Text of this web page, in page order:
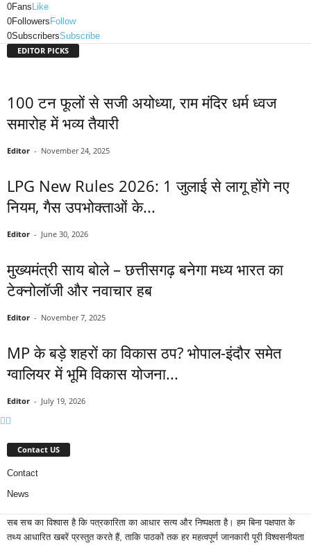
0Fans Like
0Followers Follow
0SubscribersSubscribe
EDITOR PICKS
100 टन फूलों से सजी अयोध्या, राम मंदिर धर्म ध्वज
समारोह में भव्य तैयारी
Editor - November 24, 2025
LPG New Rules 2026: 1 जुलाई से लागू होंगे नए
नियम, गैस उपभोक्ताओं के...
Editor - June 30, 2026
मुख्यमंत्री साय बोले – छत्तीसगढ़ बनेगा मध्य भारत का
टेक्नोलॉजी और नवाचार हब
Editor - November 7, 2025
MP के बड़े शहरों का विकास ठप? भोपाल-इंदौर समेत
ग्वालियर में भूमि विकास योजना...
Editor - July 19, 2026
Contact US
Contact
News
सब सच का विश्वास है कि पत्रकारिता का आधार सत्य और निष्पक्षता है। हम बिना पक्षपात के
तथ्य आधारित खबरें प्रस्तुत करते हैं, ताकि पाठकों तक हर महत्वपूर्ण जानकारी पूरी विश्वसनीयता